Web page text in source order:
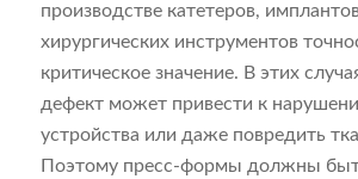
производстве катетеров,
хирургических инструментов
критическое значение. В этих
дефект может привести к
устройства или даже повредить
Поэтому пресс-формы должны